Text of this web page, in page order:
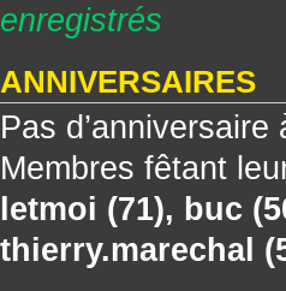
enregistrés
ANNIVERSAIRES
Pas d’anniversaire
Membres fêtant
letmoi (71), buc
thierry.marechal